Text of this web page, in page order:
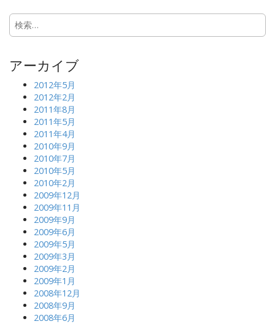
n
a
i
検
索:
アーカイブ
2012年5月
2012年2月
2011年8月
2011年5月
2011年4月
2010年9月
2010年7月
2010年5月
2010年2月
2009年12月
2009年11月
2009年9月
2009年6月
2009年5月
2009年3月
2009年2月
2009年1月
2008年12月
2008年9月
2008年6月